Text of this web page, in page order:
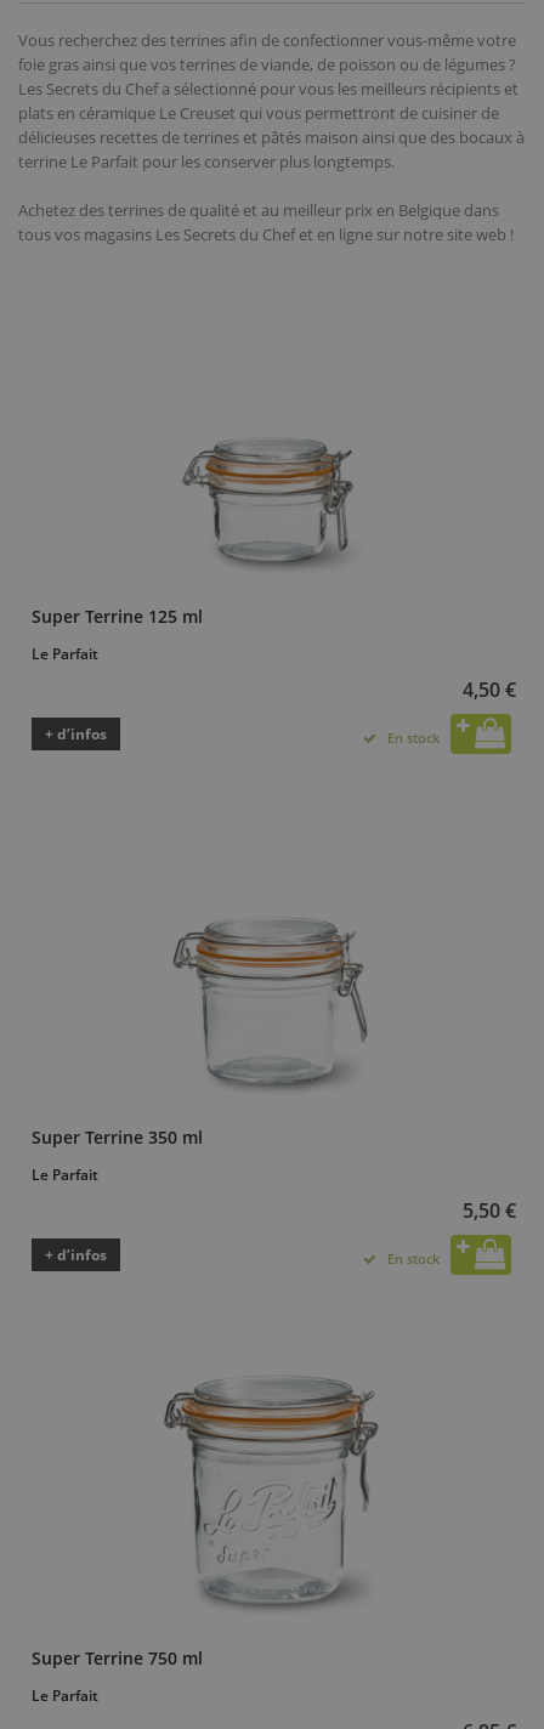
Vous recherchez des terrines afin de confectionner vous-même votre
foie gras ainsi que vos terrines de viande, de poisson ou de légumes ?
Les Secrets du Chef a sélectionné pour vous les meilleurs récipients et
plats en céramique Le Creuset qui vous permettront de cuisiner de
délicieuses recettes de terrines et pâtés maison ainsi que des bocaux à
terrine Le Parfait pour les conserver plus longtemps.
Achetez des terrines de qualité et au meilleur prix en Belgique dans
tous vos magasins Les Secrets du Chef et en ligne sur notre site web !
Super Terrine 125 ml
Le Parfait
4,50 €
+ d’infos En stock
Super Terrine 350 ml
Le Parfait
5,50 €
+ d’infos En stock
Super Terrine 750 ml
Le Parfait